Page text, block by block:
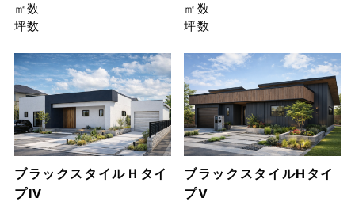
㎡数
坪数
㎡数
坪数
ブラックスタイルＨタイ
プⅣ
ブラックスタイルHタイ
プⅤ